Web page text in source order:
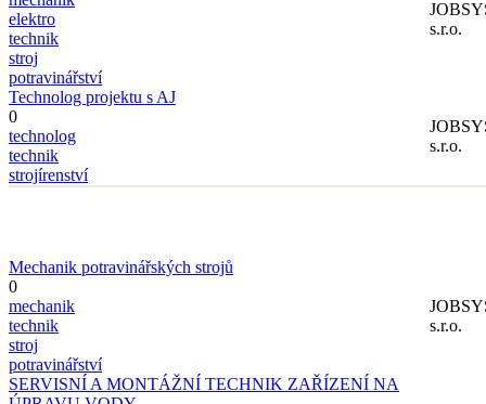
elektro
technik
stroj
potravinářství
s.r.o.
Technolog projektu s AJ
0
technolog
technik
strojírenství
s.r.o.
Mechanik potravinářských strojů
0
mechanik
technik
stroj
potravinářství
s.r.o.
SERVISNÍ A MONTÁŽNÍ TECHNIK ZAŘÍZENÍ NA